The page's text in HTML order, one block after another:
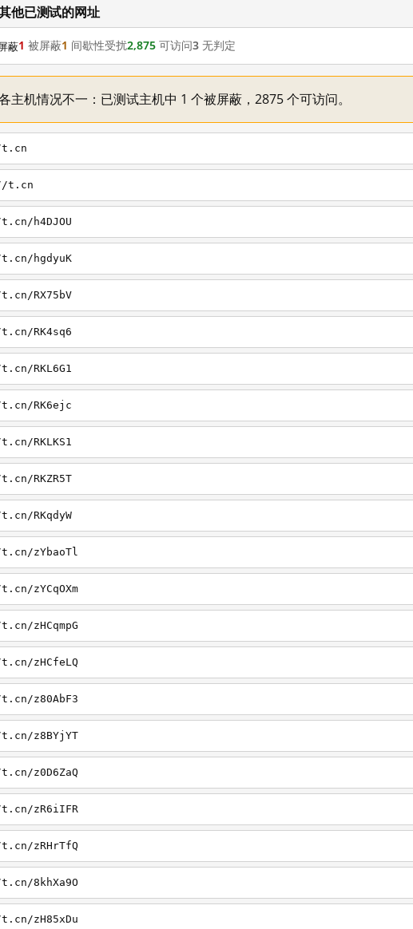
已测试的网址
蔽1 被屏蔽1 间歇性受扰2,875 可访问3 无判定
主机情况不一：已测试主机中 1 个被屏蔽，2875 个可访问。
t.cn
h4DJOU
hgdyuK
RX75bV
RK4sq6
RKL6G1
RK6ejc
RKLKS1
RKZR5T
RKqdyW
zYbaoTl
zYCqOXm
zHCqmpG
zHCfeLQ
z80AbF3
z8BYjYT
z0D6ZaQ
zR6iIFR
zRHrTfQ
8khXa9O
zH85xDu